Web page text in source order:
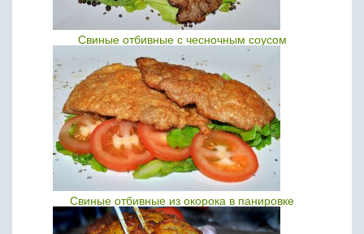
Свиные отбивные с чесночным соусом
Свиные отбивные из окорока в панировке